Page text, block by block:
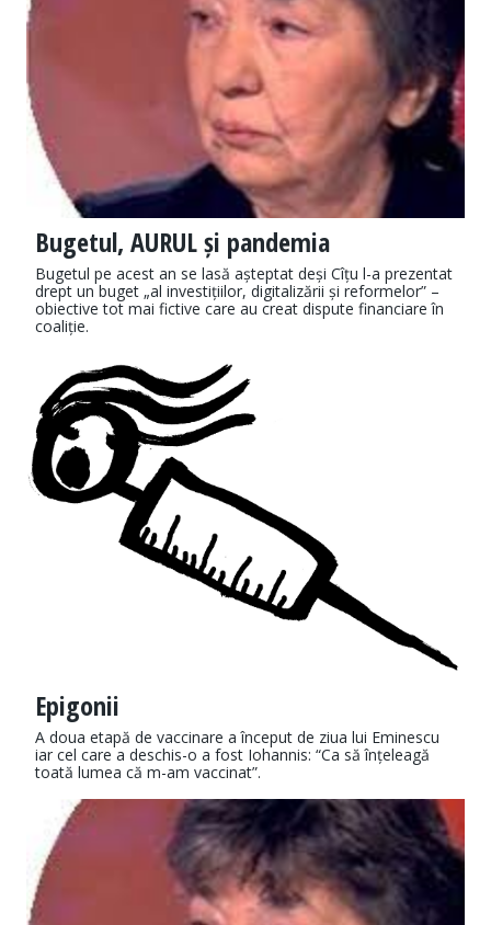
Bugetul, AURUL și pandemia
Bugetul pe acest an se lasă așteptat deși Cîțu l-a prezentat
drept un buget „al investițiilor, digitalizării și reformelor” –
obiective tot mai fictive care au creat dispute financiare în
coaliție.
Epigonii
A doua etapă de vaccinare a început de ziua lui Eminescu
iar cel care a deschis-o a fost Iohannis: “Ca să înțeleagă
toată lumea că m-am vaccinat”.